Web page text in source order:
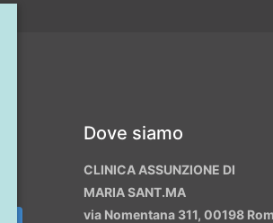
Dove siamo
CLINICA ASSUNZIONE DI
MARIA SANT.MA
via Nomentana 311, 00198